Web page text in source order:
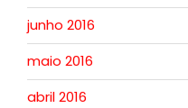
junho 2016
maio 2016
abril 2016